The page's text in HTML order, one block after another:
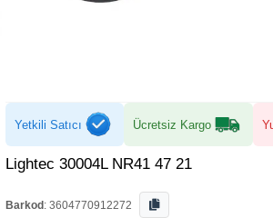
Yetkili Satıcı Ücretsiz Kargo
Lightec 30004L NR41 47 21
Barkod : 3604770912272